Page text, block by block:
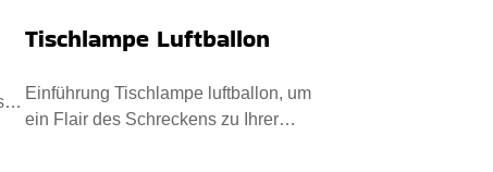
Tischlampe Luftballon
Einführung Tischlampe luftballon, um
ein Flair des Schreckens zu Ihrer